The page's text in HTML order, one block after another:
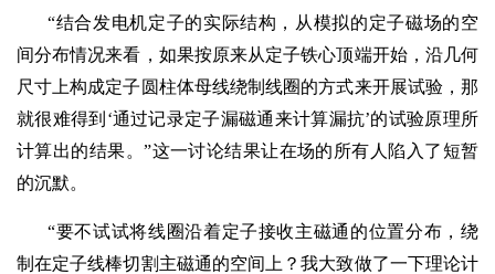
“结合发电机定子的实际结构，从模拟的定子磁场的空
间分布情况来看，如果按原来从定子铁心顶端开始，沿几何
尺寸上构成定子圆柱体母线绕制线圈的方式来开展试验，那
就很难得到‘通过记录定子漏磁通来计算漏抗’的试验原理所
计算出的结果。”这一讨论结果让在场的所有人陷入了短暂
的沉默。
“要不试试将线圈沿着定子接收主磁通的位置分布，绕
制在定子线棒切割主磁通的空间上？我大致做了一下理论计